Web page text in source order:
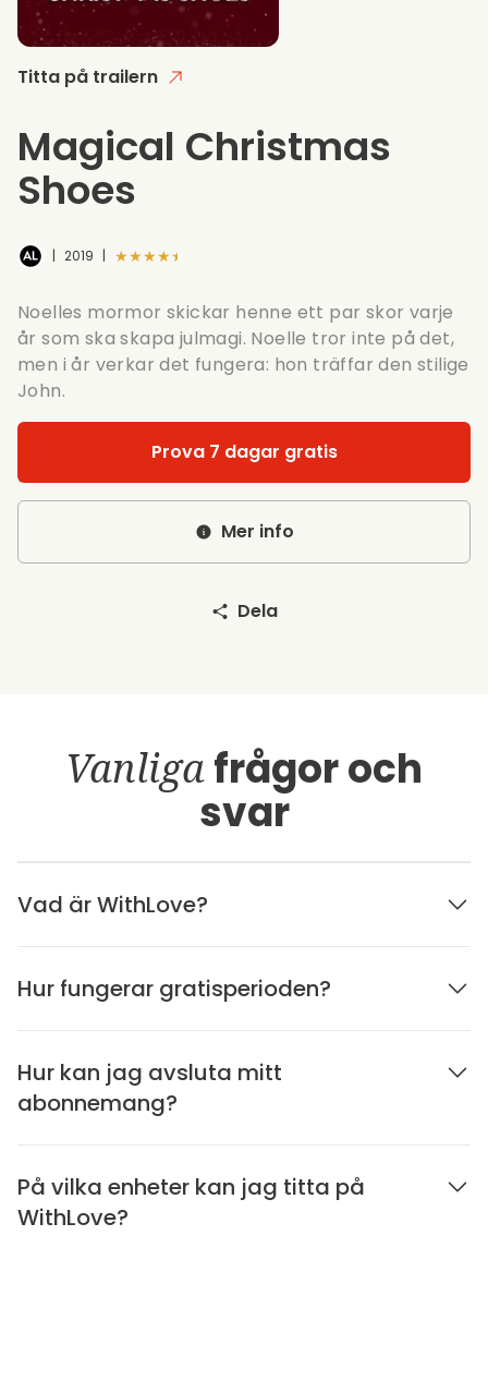
Titta på trailern
Magical Christmas
Shoes
| 2019 | ★★★★★
Noelles mormor skickar henne ett par skor varje
år som ska skapa julmagi. Noelle tror inte på det,
men i år verkar det fungera: hon träffar den stilige
John.
Prova 7 dagar gratis
Mer info
Dela
Vanligafrågor och
svar
Vad är WithLove?
Hur fungerar gratisperioden?
Hur kan jag avsluta mitt
abonnemang?
På vilka enheter kan jag titta på
WithLove?